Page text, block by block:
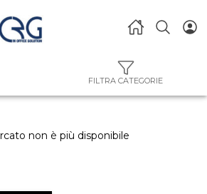
FILTRA CATEGORIE
non è più disponibile